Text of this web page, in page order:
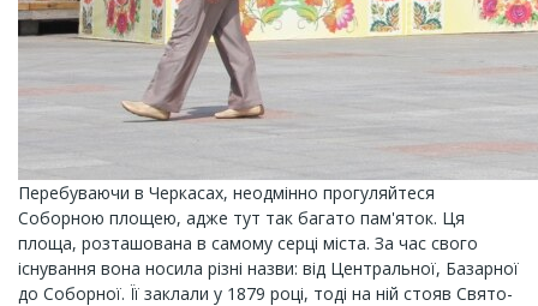
Перебуваючи в Черкасах, неодмінно прогуляйтеся
Соборною площею, адже тут так багато пам'яток. Ця
площа, розташована в самому серці міста. За час свого
існування вона носила різні назви: від Центральної, Базарної
до Соборної. Її заклали у 1879 році, тоді на ній стояв Свято-